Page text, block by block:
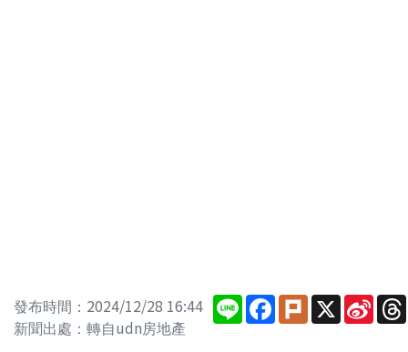
發布時間：2024/12/28 16:44
新聞出處：轉自udn房地產
Line Facebook
PlurkX Sina